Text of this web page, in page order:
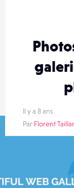
Il y a 8 ans
Par Florent